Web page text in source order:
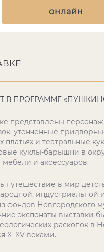
онлайн
В ПРОГРАММЕ
представлены
утончённые
платьях и театральные
куклы-барышни в
мебели и аксессуаров.
путешествие в мир
индустриальной
фондов Новгородского
экспонаты выставки
раскопок в
X–XV веками.